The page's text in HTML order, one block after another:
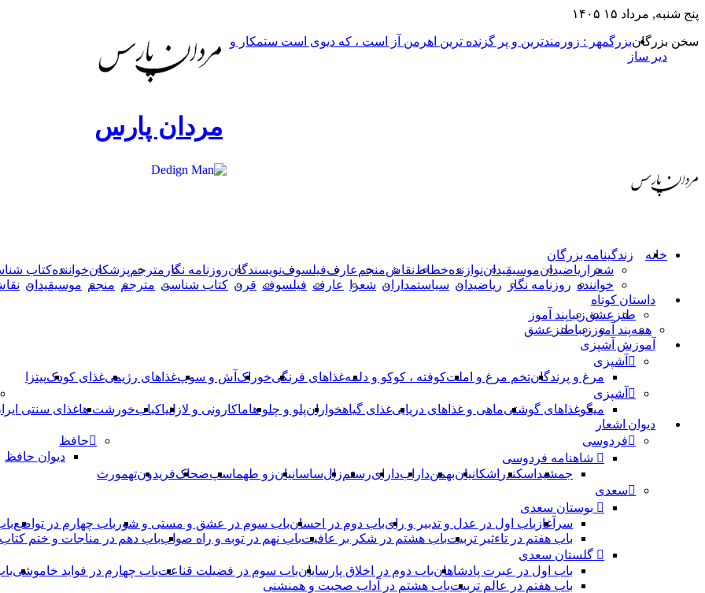
پنج شنبه, مرداد ۱۵ ۱۴۰۵
سخن بزرگانبزرگمهر : زورمندترین و پر گزنده ترین اهرمن آز است ، که دیوی است ستمکار و
دیر ساز
مردان پارس
خانه زندگینامه بزرگان
شعرا ریاضیدانموسیقیداننوازندهخطاطنقاشمنجم عارففیلسوفنویسندگانروزنامه نگار مترجمپزشکانخوانندهکتاب
خواننده روزنامه نگار ریاضیدان سیاستمداران شعرا عارف فیلسوف قرن کتاب شناسی مترجم منجم موسیقیدان
داستان کوتاه
طنز عشقزیباپند آموز
همهپند آموز زیباطنز عشق
آموزش آشپزی
آشپزی
مرغ و پرندگانتخم مرغ و املتکوفته ، کوکو و دلمهغذاهای فرنگیخوراک آش و سوپغذاهای رژیمیغذای کودکپیتزا
آشپزی
میگوغذاهای گوشتیماهی و غذاهای دریاییغذای گیاهخوارانپلو و چلو هاماکارونی و لازانیاکبابخورشت هاغذای سنتی
دیوان اشعار
فردوسی
شاهنامه فردوسی
جمشید اسکندر اشکانیانبهمندارابدارایرستمزالساسانیانزو طهماسپ‏ضحاکفریدونتهمورث
حافظ
دیوان حافظ
سعدی
بوستان سعدی
سرآغاز باب اول در عدل و تدبیر و رایباب دوم در احسانباب سوم در عشق و مستی و شور باب چهارم در تواضع
باب هفتم در تاءثیر تربیتباب هشتم در شکر بر عافیتباب نهم در توبه و راه صوابباب دهم در مناجات و ختم کتاب
گلستان سعدی
باب اول در عبرت پادشاهانباب دوم در اخلاق پارسایانباب سوم در فضیلت قناعتباب چهارم در فواید خاموشى
باب هفتم در عالم تربیتباب هشتم در آداب صحبت و همنشنى